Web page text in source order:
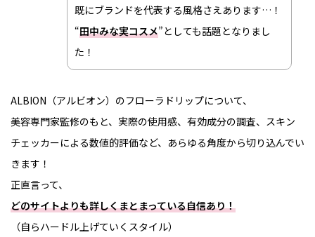
既にブランドを代表する風格さえあります…！
“田中みな実コスメ”としても話題となりまし
た！
ALBION（アルビオン）のフローラドリップについて、
美容専門家監修のもと、実際の使用感、有効成分の調査、スキン
チェッカーによる数値的評価など、あらゆる角度から切り込んでい
きます！
正直言って、
どのサイトよりも詳しくまとまっている自信あり！
（自らハードル上げていくスタイル）